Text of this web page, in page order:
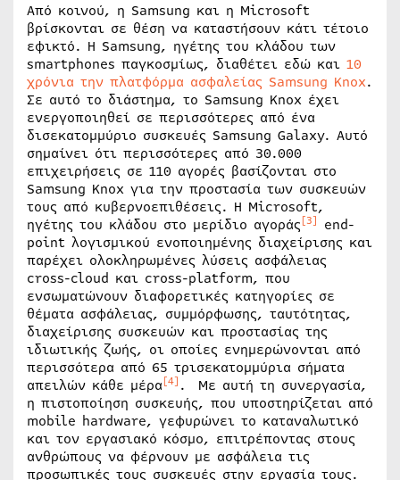
Από κοινού, η Samsung και η Microsoft
βρίσκονται σε θέση να καταστήσουν κάτι τέτοιο
εφικτό. Η Samsung, ηγέτης του κλάδου των
smartphones παγκοσμίως, διαθέτει εδώ και 10
χρόνια την πλατφόρμα ασφαλείας Samsung Knox.
Σε αυτό το διάστημα, το Samsung Knox έχει
ενεργοποιηθεί σε περισσότερες από ένα
δισεκατομμύριο συσκευές Samsung Galaxy. Αυτό
σημαίνει ότι περισσότερες από 30.000
επιχειρήσεις σε 110 αγορές βασίζονται στο
Samsung Knox για την προστασία των συσκευών
τους από κυβερνοεπιθέσεις. Η Microsoft,
ηγέτης του κλάδου στο μερίδιο αγοράς[3] end-
point λογισμικού ενοποιημένης διαχείρισης και
παρέχει ολοκληρωμένες λύσεις ασφάλειας
cross-cloud και cross-platform, που
ενσωματώνουν διαφορετικές κατηγορίες σε
θέματα ασφάλειας, συμμόρφωσης, ταυτότητας,
διαχείρισης συσκευών και προστασίας της
ιδιωτικής ζωής, οι οποίες ενημερώνονται από
περισσότερα από 65 τρισεκατομμύρια σήματα
απειλών κάθε μέρα[4] . Με αυτή τη συνεργασία,
η πιστοποίηση συσκευής, που υποστηρίζεται από
mobile hardware, γεφυρώνει το καταναλωτικό
και τον εργασιακό κόσμο, επιτρέποντας στους
ανθρώπους να φέρνουν με ασφάλεια τις
προσωπικές τους συσκευές στην εργασία τους.